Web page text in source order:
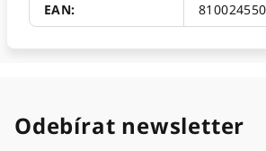
EAN:
Odebírat newsletter